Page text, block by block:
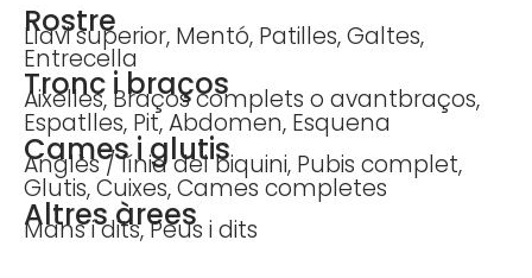
Rostre
Llavi superior, Mentó, Patilles, Galtes,
Entrecella
Tronc i braços
Aixelles, Braços complets o avantbraços,
Espatlles, Pit, Abdomen, Esquena
Cames i glutis
Anglès / línia del biquini, Pubis complet,
Glutis, Cuixes, Cames completes
Altres àrees
Mans i dits, Peus i dits